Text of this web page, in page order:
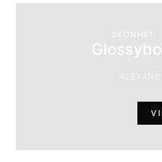
SKÖNHET